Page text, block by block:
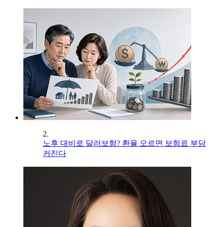
2.
노후 대비로 달러보험? 환율 오르면 보험료 부담
커진다